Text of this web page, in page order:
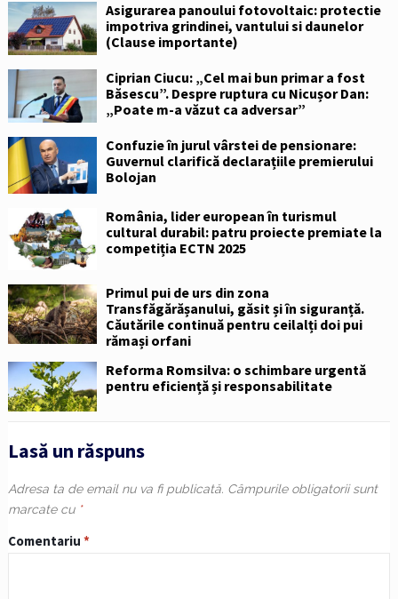
Asigurarea panoului fotovoltaic: protectie
impotriva grindinei, vantului si daunelor
(Clause importante)
Ciprian Ciucu: „Cel mai bun primar a fost
Băsescu”. Despre ruptura cu Nicușor Dan:
„Poate m-a văzut ca adversar”
Confuzie în jurul vârstei de pensionare:
Guvernul clarifică declarațiile premierului
Bolojan
România, lider european în turismul
cultural durabil: patru proiecte premiate la
competiția ECTN 2025
Primul pui de urs din zona
Transfăgărășanului, găsit și în siguranță.
Căutările continuă pentru ceilalți doi pui
rămași orfani
Reforma Romsilva: o schimbare urgentă
pentru eficiență și responsabilitate
Lasă un răspuns
Adresa ta de email nu va fi publicată. Câmpurile obligatorii sunt
marcate cu *
Comentariu *